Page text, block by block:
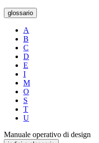
glossario
A
B
C
D
E
I
M
O
S
T
U
Manuale operativo di design